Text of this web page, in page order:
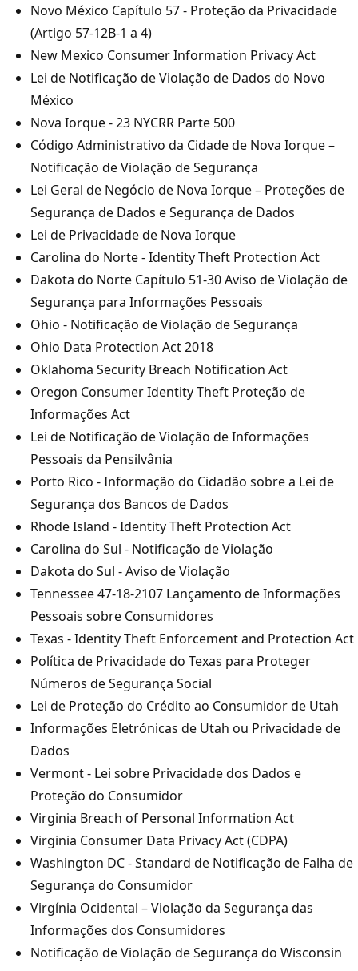
Novo México Capítulo 57 - Proteção da Privacidade
(Artigo 57-12B-1 a 4)
New Mexico Consumer Information Privacy Act
Lei de Notificação de Violação de Dados do Novo
México
Nova Iorque - 23 NYCRR Parte 500
Código Administrativo da Cidade de Nova Iorque –
Notificação de Violação de Segurança
Lei Geral de Negócio de Nova Iorque – Proteções de
Segurança de Dados e Segurança de Dados
Lei de Privacidade de Nova Iorque
Carolina do Norte - Identity Theft Protection Act
Dakota do Norte Capítulo 51-30 Aviso de Violação de
Segurança para Informações Pessoais
Ohio - Notificação de Violação de Segurança
Ohio Data Protection Act 2018
Oklahoma Security Breach Notification Act
Oregon Consumer Identity Theft Proteção de
Informações Act
Lei de Notificação de Violação de Informações
Pessoais da Pensilvânia
Porto Rico - Informação do Cidadão sobre a Lei de
Segurança dos Bancos de Dados
Rhode Island - Identity Theft Protection Act
Carolina do Sul - Notificação de Violação
Dakota do Sul - Aviso de Violação
Tennessee 47-18-2107 Lançamento de Informações
Pessoais sobre Consumidores
Texas - Identity Theft Enforcement and Protection Act
Política de Privacidade do Texas para Proteger
Números de Segurança Social
Lei de Proteção do Crédito ao Consumidor de Utah
Informações Eletrónicas de Utah ou Privacidade de
Dados
Vermont - Lei sobre Privacidade dos Dados e
Proteção do Consumidor
Virginia Breach of Personal Information Act
Virginia Consumer Data Privacy Act (CDPA)
Washington DC - Standard de Notificação de Falha de
Segurança do Consumidor
Virgínia Ocidental – Violação da Segurança das
Informações dos Consumidores
Notificação de Violação de Segurança do Wisconsin